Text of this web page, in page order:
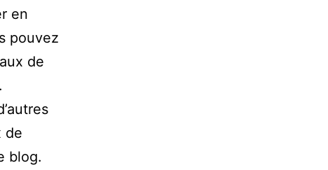
en
pouvez
de
de
blog.